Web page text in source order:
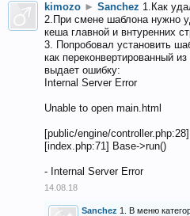
kimozo ► Sanchez 1.Как
2.При смене шаблона нужно
кеша главной и внтуренних
3. Попробовал установить
как переконвертированный
выдает ошибку:
Internal Server Error
Unable to open main.html
[public/engine/
[index.php:71] Base->run()
- Internal Server Error
14.08.18
Sanchez 1. В меню